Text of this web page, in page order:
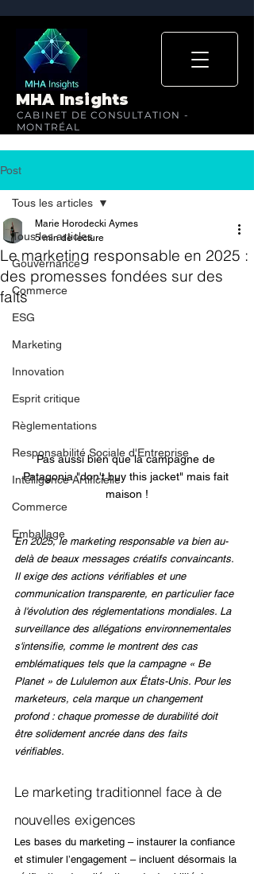
MHA Insights
CABINET DE CONSULTATION -
MONTRÉAL
Post
Tous les articles
Gouvernance
Commerce
ESG
Marketing
Innovation
Esprit critique
Règlementations
Responsabilité Sociale d'Entreprise
Intelligence Artificielle
Commerce
Emballage
Tous les articles
Le marketing responsable en 2025 :
des promesses fondées sur des
faits
Marie Horodecki Aymes
5 min de lecture
Pas aussi bien que la campagne de
Patagonia "don't buy this jacket" mais fait
maison !
En 2025, le marketing responsable va bien au-
delà de beaux messages créatifs convaincants.
Il exige des actions vérifiables et une
communication transparente, en particulier face
à l'évolution des réglementations mondiales. La
surveillance des allégations environnementales
s'intensifie, comme le montrent des cas
emblématiques tels que la campagne « Be
Planet » de Lululemon aux États-Unis. Pour les
marketeurs, cela marque un changement
profond : chaque promesse de durabilité doit
être solidement ancrée dans des faits
vérifiables.
Le marketing traditionnel face à de
nouvelles exigences
Les bases du marketing – instaurer la confiance
et stimuler l’engagement – incluent désormais la